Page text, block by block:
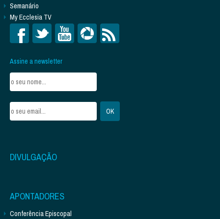
Semanário
My Ecclesia TV
Assine a newsletter
DIVULGAÇÃO
APONTADORES
Conferência Episcopal